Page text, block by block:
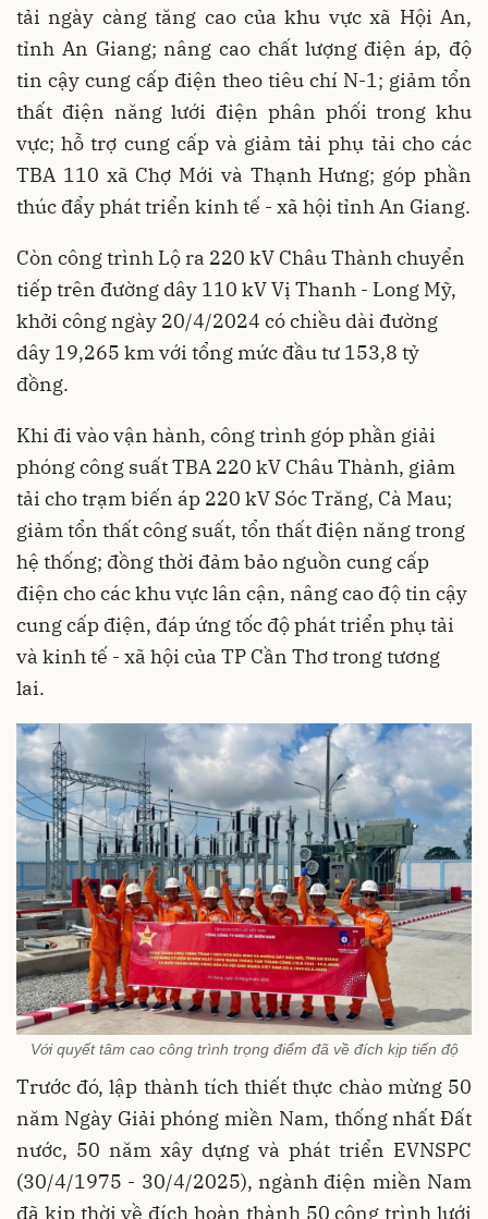
tải ngày càng tăng cao của khu vực xã Hội An,
tỉnh An Giang; nâng cao chất lượng điện áp, độ
tin cậy cung cấp điện theo tiêu chí N-1; giảm tổn
thất điện năng lưới điện phân phối trong khu
vực; hỗ trợ cung cấp và giảm tải phụ tải cho các
TBA 110 xã Chợ Mới và Thạnh Hưng; góp phần
thúc đẩy phát triển kinh tế - xã hội tỉnh An Giang.
Còn công trình Lộ ra 220 kV Châu Thành chuyển
tiếp trên đường dây 110 kV Vị Thanh - Long Mỹ,
khởi công ngày 20/4/2024 có chiều dài đường
dây 19,265 km với tổng mức đầu tư 153,8 tỷ
đồng.
Khi đi vào vận hành, công trình góp phần giải
phóng công suất TBA 220 kV Châu Thành, giảm
tải cho trạm biến áp 220 kV Sóc Trăng, Cà Mau;
giảm tổn thất công suất, tổn thất điện năng trong
hệ thống; đồng thời đảm bảo nguồn cung cấp
điện cho các khu vực lân cận, nâng cao độ tin cậy
cung cấp điện, đáp ứng tốc độ phát triển phụ tải
và kinh tế - xã hội của TP Cần Thơ trong tương
lai.
Với quyết tâm cao công trình trọng điểm đã về đích kịp tiến độ
Trước đó, lập thành tích thiết thực chào mừng 50
năm Ngày Giải phóng miền Nam, thống nhất Đất
nước, 50 năm xây dựng và phát triển EVNSPC
(30/4/1975 - 30/4/2025), ngành điện miền Nam
đã kịp thời về đích hoàn thành 50 công trình lưới